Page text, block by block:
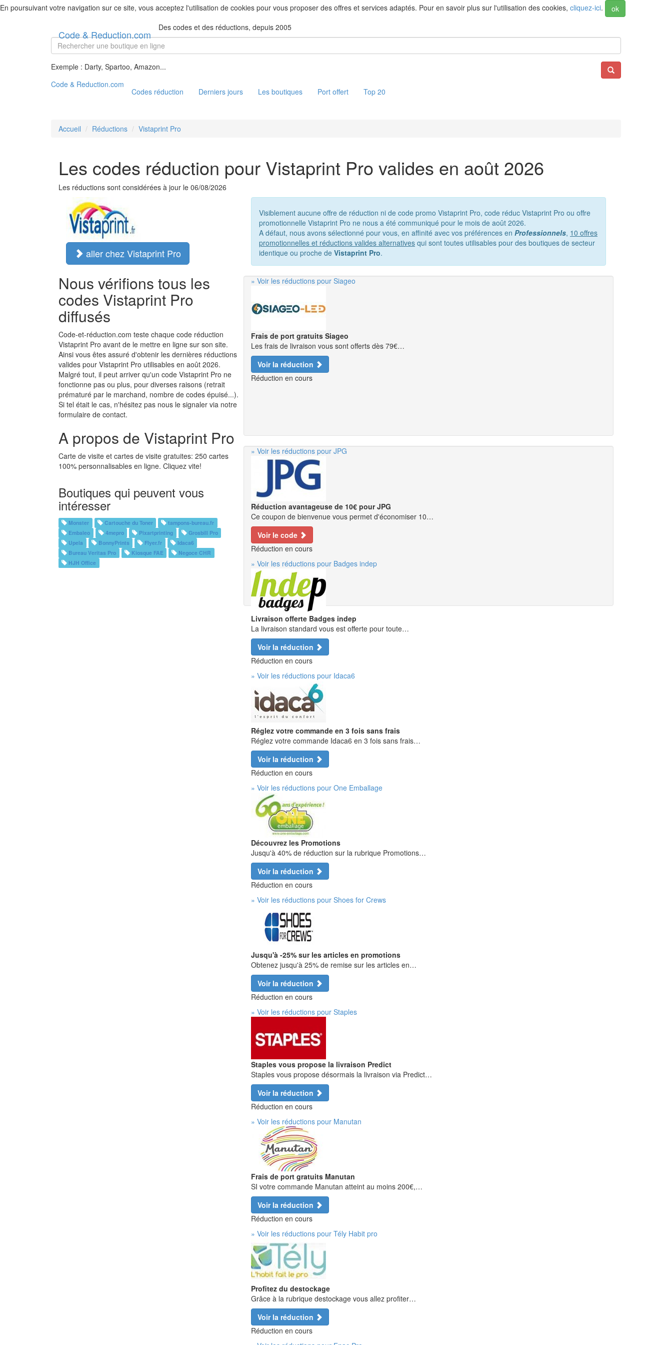
En poursuivant votre navigation sur ce site, vous acceptez l'utilisation de cookies pour vous proposer des offres et services adaptés. Pour en savoir plus sur l'utilisation des cookies, cliquez-ici. ok
Code & Reduction.com
Des codes et des réductions, depuis 2005
Exemple : Darty, Spartoo, Amazon...
Code & Reduction.com
Codes réduction Derniers jours Les boutiques Port offert Top 20
Accueil Réductions Vistaprint Pro
Les codes réduction pour Vistaprint Pro valides en août 2026
Les réductions sont considérées à jour le 06/08/2026
aller chez Vistaprint Pro
Nous vérifions tous les
codes Vistaprint Pro
diffusés
Code-et-réduction.com teste chaque code réduction
Vistaprint Pro avant de le mettre en ligne sur son site.
Ainsi vous êtes assuré d'obtenir les dernières réductions
valides pour Vistaprint Pro utilisables en août 2026.
Malgré tout, il peut arriver qu'un code Vistaprint Pro ne
fonctionne pas ou plus, pour diverses raisons (retrait
prématuré par le marchand, nombre de codes épuisé...).
Si tel était le cas, n'hésitez pas nous le signaler via notre
formulaire de contact.
A propos de Vistaprint Pro
Carte de visite et cartes de visite gratuites: 250 cartes
100% personnalisables en ligne. Cliquez vite!
Boutiques qui peuvent vous
intéresser
Monster Cartouche du Toner
tampons-bureau.fr
Embaleo
4mepro Pixartprinting
Grosbill Pro
Upela
BonnyPrints Flyer.fr
Idaca6
Bureau Veritas Pro
Kiosque FAE
Negoce CHR
HJH Office
Visiblement aucune offre de réduction ni de code promo Vistaprint Pro, code réduc Vistaprint Pro ou offre
promotionnelle Vistaprint Pro ne nous a été communiqué pour le mois de août 2026.
A défaut, nous avons sélectionné pour vous, en affinité avec vos préférences en Professionnels, 10 offres
promotionnelles et réductions valides alternatives qui sont toutes utilisables pour des boutiques de secteur
identique ou proche de Vistaprint Pro.
» Voir les réductions pour Siageo
Frais de port gratuits Siageo
Les frais de livraison vous sont offerts dès 79€…
Voir la réduction
Réduction en cours
» Voir les réductions pour JPG
Réduction avantageuse de 10€ pour JPG
Ce coupon de bienvenue vous permet d'économiser 10…
Voir le code
Réduction en cours
» Voir les réductions pour Badges indep
Livraison offerte Badges indep
La livraison standard vous est offerte pour toute…
Voir la réduction
Réduction en cours
» Voir les réductions pour Idaca6
Réglez votre commande en 3 fois sans frais
Réglez votre commande Idaca6 en 3 fois sans frais…
Voir la réduction
Réduction en cours
» Voir les réductions pour One Emballage
Découvrez les Promotions
Jusqu'à 40% de réduction sur la rubrique Promotions…
Voir la réduction
Réduction en cours
» Voir les réductions pour Shoes for Crews
Jusqu'à -25% sur les articles en promotions
Obtenez jusqu'à 25% de remise sur les articles en…
Voir la réduction
Réduction en cours
» Voir les réductions pour Staples
Staples vous propose la livraison Predict
Staples vous propose désormais la livraison via Predict…
Voir la réduction
Réduction en cours
» Voir les réductions pour Manutan
Frais de port gratuits Manutan
SI votre commande Manutan atteint au moins 200€,…
Voir la réduction
Réduction en cours
» Voir les réductions pour Tély Habit pro
Profitez du destockage
Grâce à la rubrique destockage vous allez profiter…
Voir la réduction
Réduction en cours